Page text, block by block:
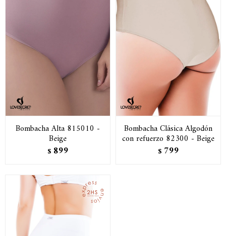
Bombacha Alta 815010 -
Beige
$ 899
Bombacha Clásica Algodón
con refuerzo 82300 - Beige
$ 799